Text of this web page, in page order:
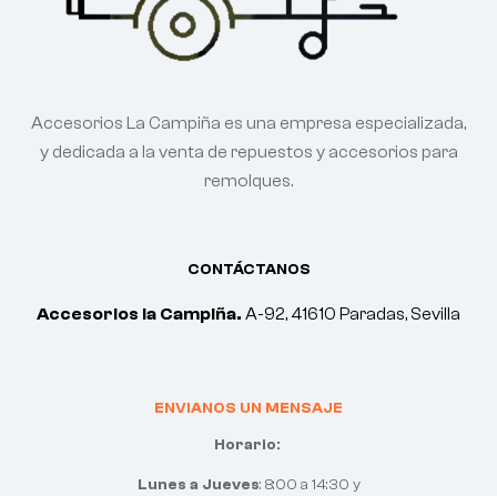
CONTÁCTANOS
Accesorios la Campiña. A-92, 41610 Paradas, Sevilla
ENVIANOS UN MENSAJE
Horario:
Lunes a Jueves: 8:00 a 14:30 y
Accesorios La Campiña es una empresa especializada,
y dedicada a la venta de repuestos y accesorios para
remolques.